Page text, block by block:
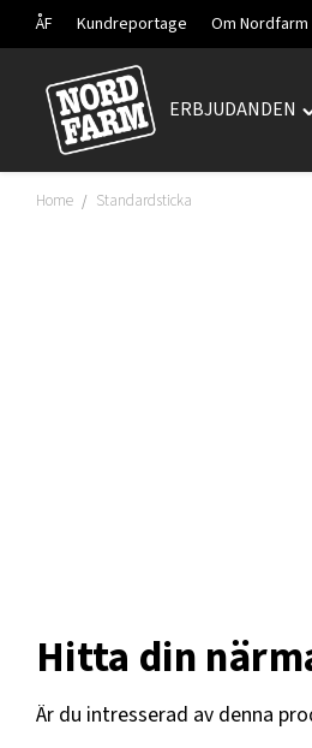
ÅF Kundreportage Om Nordfarm
Hoppa
innehåll
ERBJUDANDEN
Home / Standardsticka
Hitta din
Är du intresserad av denna